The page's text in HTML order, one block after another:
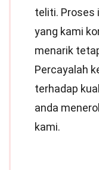
teliti. Proses
yang kami
menarik
Percayalah
terhadap
anda
kami.